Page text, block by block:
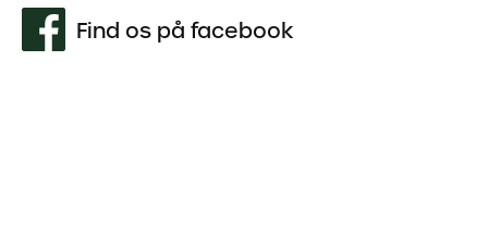
Find os på facebook